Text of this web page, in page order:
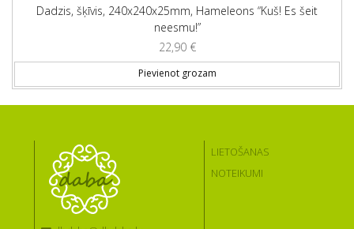
Dadzis, šķīvis, 240x240x25mm, Hameleons “Kuš! Es šeit
neesmu!”
22,90 €
Pievienot grozam
LIETOŠANAS
NOTEIKUMI